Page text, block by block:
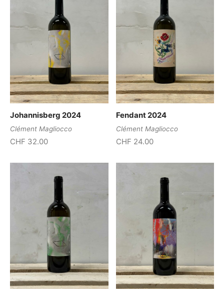
Johannisberg 2024
Clément Magliocco
CHF 32.00
Fendant 2024
Clément Magliocco
CHF 24.00